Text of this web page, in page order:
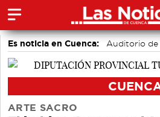
Es noticia en Cuenca: Auditorio de
ARTE SACRO